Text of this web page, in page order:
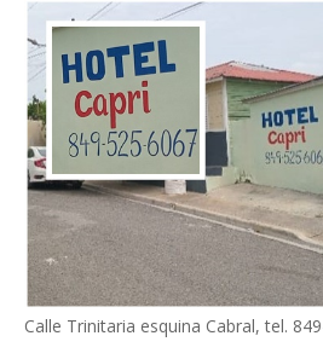
Calle Trinitaria esquina Cabral, tel.